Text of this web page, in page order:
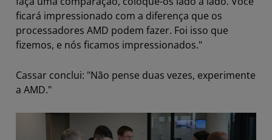
ficará impressionado com a diferença que os
processadores AMD podem fazer. Foi isso que
fizemos, e nós ficamos impressionados."
Cassar conclui: "Não pense duas vezes, experimente
a AMD."